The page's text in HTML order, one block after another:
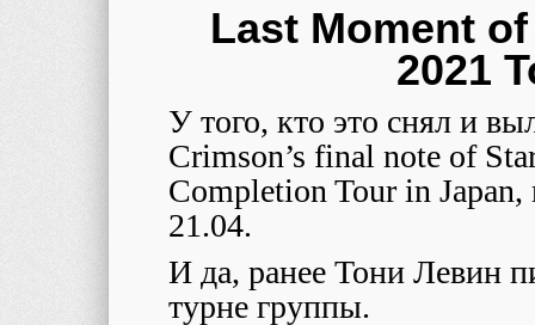
Last Moment
2021
У того, кто это снял и
Crimson’s final note of
Completion Tour in
21.04.
И да, ранее Тони Левин
турне группы.